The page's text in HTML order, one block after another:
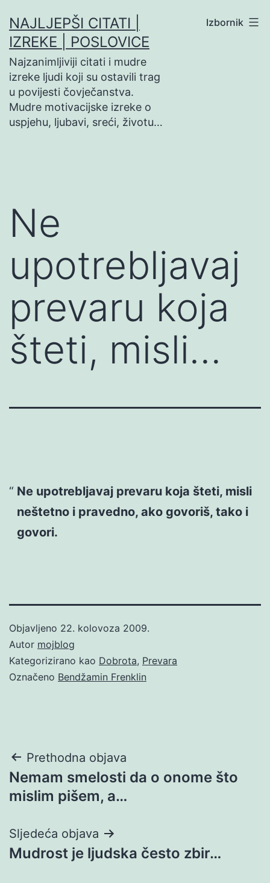
na
sadržaj
NAJLJEPŠI CITATI |
IZREKE | POSLOVICE
Najzanimljiviji citati i mudre
izreke ljudi koji su ostavili trag
u povijesti čovječanstva.
Mudre motivacijske izreke o
uspjehu, ljubavi, sreći, životu…
Izbornik
Ne
upotrebljavaj
prevaru koja
šteti, misli…
Ne upotrebljavaj prevaru koja šteti, misli
neštetno i pravedno, ako govoriš, tako i
govori.
Objavljeno 22. kolovoza 2009.
Autor mojblog
Kategorizirano kao Dobrota, Prevara
Označeno Bendžamin Frenklin
Navigacija
objava
Prethodna objava
Nemam smelosti da o onome što
mislim pišem, a…
Sljedeća objava
Mudrost je ljudska često zbir…